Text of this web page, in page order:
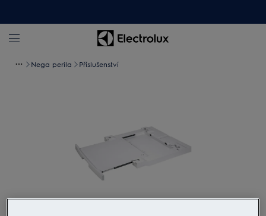
Nega perila Příslušenství